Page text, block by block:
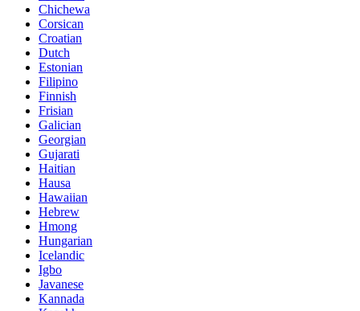
Chichewa
Corsican
Croatian
Dutch
Estonian
Filipino
Finnish
Frisian
Galician
Georgian
Gujarati
Haitian
Hausa
Hawaiian
Hebrew
Hmong
Hungarian
Icelandic
Igbo
Javanese
Kannada